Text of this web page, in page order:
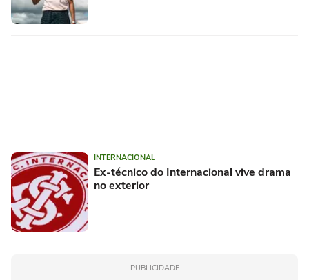
INTERNACIONAL
Ex-técnico do Internacional vive drama
no exterior
PUBLICIDADE